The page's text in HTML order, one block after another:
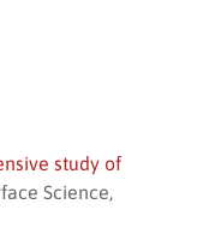
study of
Science,